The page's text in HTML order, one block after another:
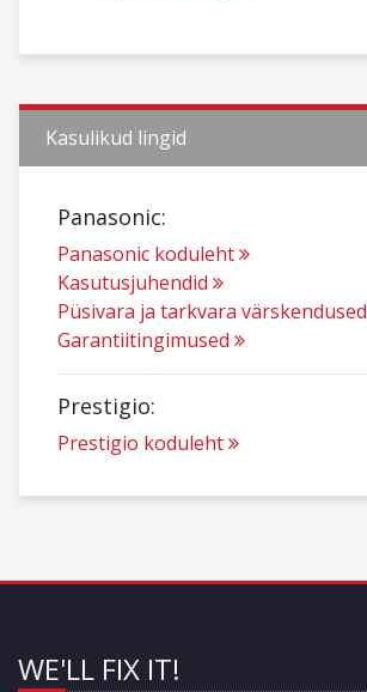
Kasulikud lingid
Panasonic:
Panasonic koduleht
Kasutusjuhendid
Püsivara ja tarkvara värskendused
Garantiitingimused
Prestigio:
Prestigio koduleht
WE'LL FIX IT!